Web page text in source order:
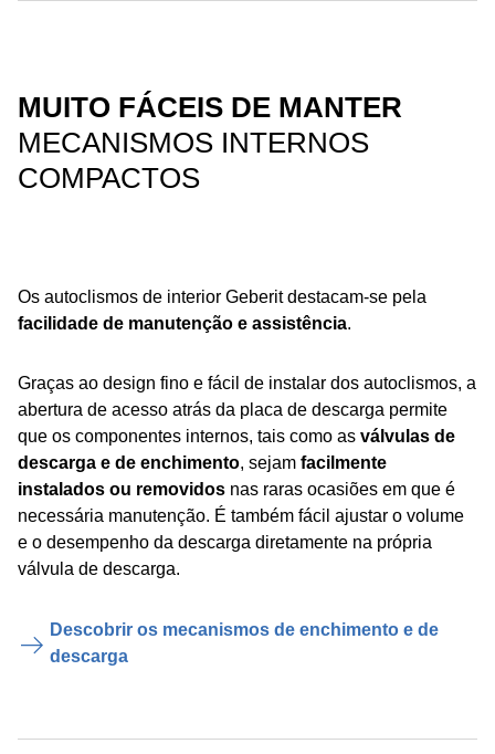
MUITO FÁCEIS DE MANTER
MECANISMOS INTERNOS
COMPACTOS
Os autoclismos de interior Geberit destacam-se pela
facilidade de manutenção e assistência.
Graças ao design fino e fácil de instalar dos autoclismos, a
abertura de acesso atrás da placa de descarga permite
que os componentes internos, tais como as válvulas de
descarga e de enchimento, sejam facilmente
instalados ou removidos nas raras ocasiões em que é
necessária manutenção. É também fácil ajustar o volume
e o desempenho da descarga diretamente na própria
válvula de descarga.
Descobrir os mecanismos de enchimento e de
descarga